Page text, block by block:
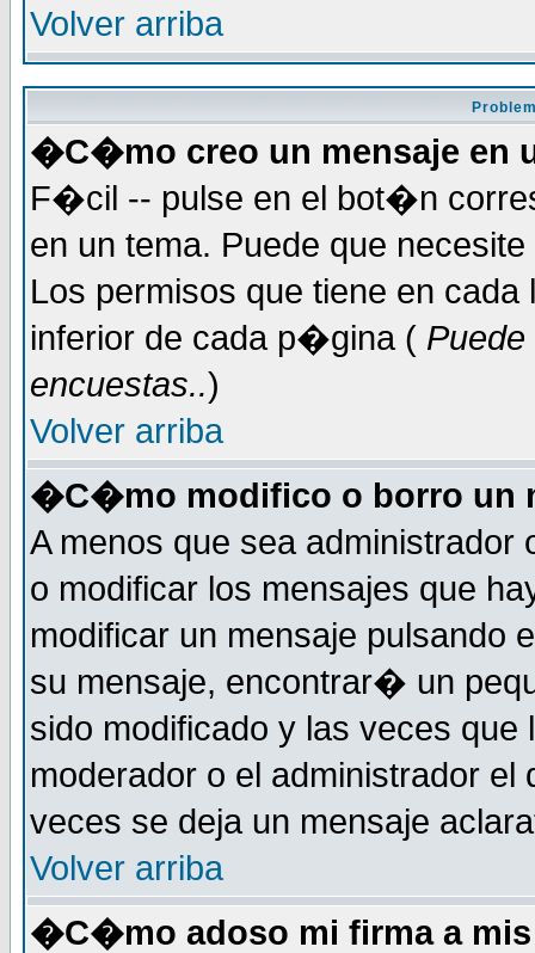
Volver arriba
�C�mo creo un mensaje en
F�cil -- pulse en el bot�n
en un tema. Puede que
Los permisos que tiene en
inferior de cada p�gina (
encuestas..)
Volver arriba
�C�mo modifico o borro un
A menos que sea administrador
o modificar los mensajes que
modificar un mensaje pulsando
su mensaje, encontrar� un
sido modificado y las veces
moderador o el administrador
veces se deja un mensaje
Volver arriba
�C�mo adoso mi firma a mis